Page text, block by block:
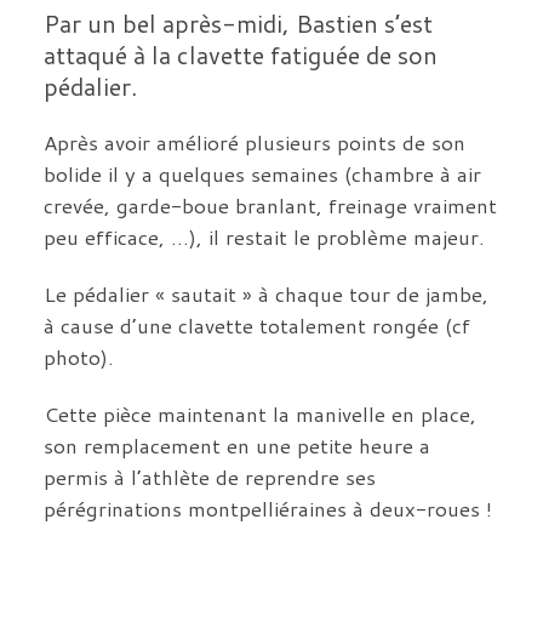
Par un bel après-midi, Bastien s’est
attaqué à la clavette fatiguée de son
pédalier.
Après avoir amélioré plusieurs points de son
bolide il y a quelques semaines (chambre à air
crevée, garde-boue branlant, freinage vraiment
peu efficace, …), il restait le problème majeur.
Le pédalier « sautait » à chaque tour de jambe,
à cause d’une clavette totalement rongée (cf
photo).
Cette pièce maintenant la manivelle en place,
son remplacement en une petite heure a
permis à l’athlète de reprendre ses
pérégrinations montpelliéraines à deux-roues !